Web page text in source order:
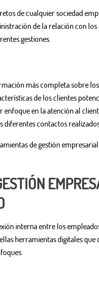
de cualquier sociedad
de la relación con
gestiones.
más completa sobre
de los clientes
en la atención al
diferentes contactos
de gestión
interna entre los
herramientas digitales que